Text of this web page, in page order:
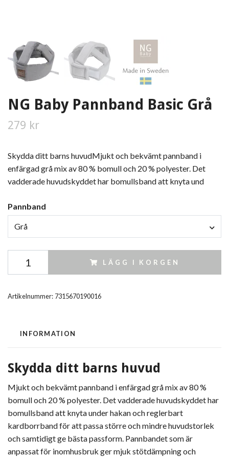
NG Baby Pannband Basic Grå
279 kr
Skydda ditt barns huvudMjukt och bekvämt pannband i
enfärgad grå mix av 80 % bomull och 20 % polyester. Det
vadderade huvudskyddet har bomullsband att knyta und
Pannband
Grå
LÄGG I KORGEN
Artikelnummer: 7315670190016
INFORMATION
Skydda ditt barns huvud
Mjukt och bekvämt pannband i enfärgad grå mix av 80 %
bomull och 20 % polyester. Det vadderade huvudskyddet har
bomullsband att knyta under hakan och reglerbart
kardborrband för att passa större och mindre huvudstorlek
och samtidigt ge bästa passform. Pannbandet som är
anpassat för inomhusbruk ger mjuk stötdämpning och